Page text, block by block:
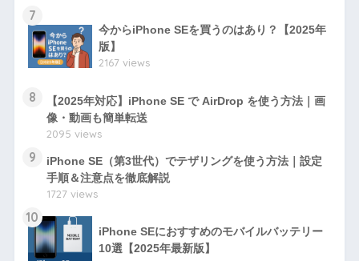
7
今からiPhone SEを買うのはあり？【2025年
版】
2167 views
8
【2025年対応】iPhone SE で AirDrop を使う方法｜画
像・動画も簡単転送
2095 views
9
iPhone SE（第3世代）でテザリングを使う方法｜設定
手順＆注意点を徹底解説
1727 views
10
iPhone SEにおすすめのモバイルバッテリー
10選【2025年最新版】